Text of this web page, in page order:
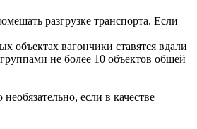
разгрузке транспорта. Если
вагончики ставятся вдали
не более 10 объектов общей
если в качестве